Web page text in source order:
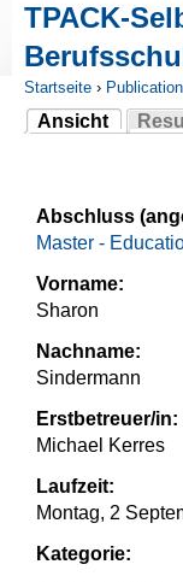
TPACK-
Sie sind hier
Startseite ›
Ansicht
(aktiver Reiter)
Abschluss
Master -
Vorname:
Sharon
Nachname:
Sindermann
Erstbetreuer/in:
Michael Kerres
Laufzeit:
Montag, 2
Kategorie: